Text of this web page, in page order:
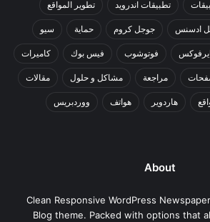
تطبيقات اندرويد تطوير المواقع
ادسنس جوجل كروم حماية سيو
فوتوشوب فيس بوك كاميرات
مراجعة مشاكل و حلول مقالات
هاردوير هواتف ووردبريس
About
Clean Responsive WordPress
Blog theme. Packed with options that